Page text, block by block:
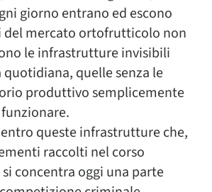
giorno entrano ed escono
del mercato ortofrutticolo non
le infrastrutture invisibili
quotidiana, quelle senza le
produttivo semplicemente
queste infrastrutture che,
raccolti nel corso
concentra oggi una parte